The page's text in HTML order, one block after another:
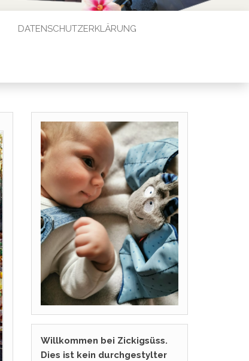
DATENSCHUTZERKLÄRUNG
Willkommen bei Zickigsüss.
Dies ist kein durchgestylter